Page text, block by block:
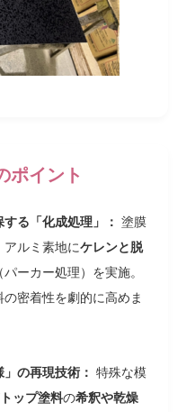
ポイント
る「化成処理」： 塗膜
アルミ素地にケレンと脱
ーカー処理）を実施。
密着性を劇的に高めま
の再現技術： 特殊な模
ップ塗料の希釈や乾燥